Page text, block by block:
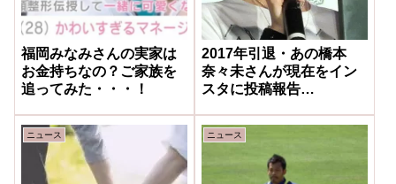
福岡みなみさんの実家は
お金持ちなの？ご家族を
追ってみた・・・！
2017年引退・あの橋本
奈々未さんが現在をイン
スタに投稿報告
ニュース ニュース